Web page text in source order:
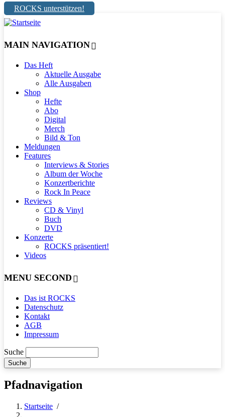
ROCKS unterstützen!
MAIN NAVIGATION
Das Heft
Aktuelle Ausgabe
Alle Ausgaben
Shop
Hefte
Abo
Digital
Merch
Bild & Ton
Meldungen
Features
Interviews & Stories
Album der Woche
Konzertberichte
Rock In Peace
Reviews
CD & Vinyl
Buch
DVD
Konzerte
ROCKS präsentiert!
Videos
MENU SECOND
Das ist ROCKS
Datenschutz
Kontakt
AGB
Impressum
Suche
Pfadnavigation
Startseite /